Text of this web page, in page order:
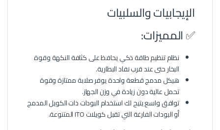
الإيجابيات والسلبيات
✅ المميزات:
نظام تنظيم طاقة ذكي يحافظ على كثافة النكهة وقوة
البخار حتى عند قرب نفاد البطارية.
هيكل مدمج قطعة واحدة يوفر صلابة ممتازة وقوة
تحمل عالية دون زيادة في وزن الجهاز.
توافق واسع يتيح لك استخدام البودات ذات الكويل المدمج
أو البودات الفارغة التي تقبل كويلات ITO المتنوعة.